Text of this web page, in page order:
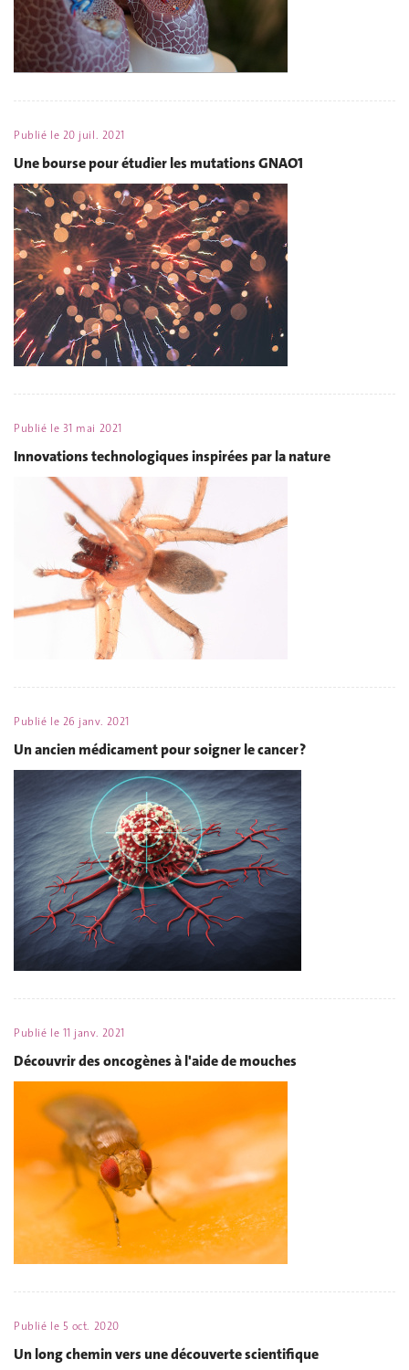
Publié le 20 juil. 2021
Une bourse pour étudier les mutations GNAO1
Publié le 31 mai 2021
Innovations technologiques inspirées par la nature
Publié le 26 janv. 2021
Un ancien médicament pour soigner le cancer ?
Publié le 11 janv. 2021
Découvrir des oncogènes à l'aide de mouches
Publié le 5 oct. 2020
Un long chemin vers une découverte scientifique